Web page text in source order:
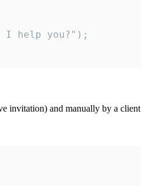
I help you?");
invitation) and manually by a client